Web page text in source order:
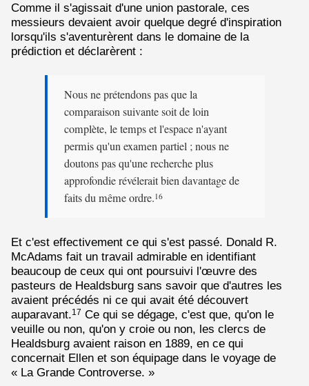
Comme il s'agissait d'une union pastorale, ces
messieurs devaient avoir quelque degré d'inspiration
lorsqu'ils s'aventurèrent dans le domaine de la
prédiction et déclarèrent :
Nous ne prétendons pas que la
comparaison suivante soit de loin
complète, le temps et l'espace n'ayant
permis qu'un examen partiel ; nous ne
doutons pas qu'une recherche plus
approfondie révélerait bien davantage de
faits du même ordre. 16
Et c'est effectivement ce qui s'est passé. Donald R.
McAdams fait un travail admirable en identifiant
beaucoup de ceux qui ont poursuivi l'œuvre des
pasteurs de Healdsburg sans savoir que d'autres les
avaient précédés ni ce qui avait été découvert
auparavant. 17 Ce qui se dégage, c'est que, qu'on le
veuille ou non, qu'on y croie ou non, les clercs de
Healdsburg avaient raison en 1889, en ce qui
concernait Ellen et son équipage dans le voyage de
« La Grande Controverse. »